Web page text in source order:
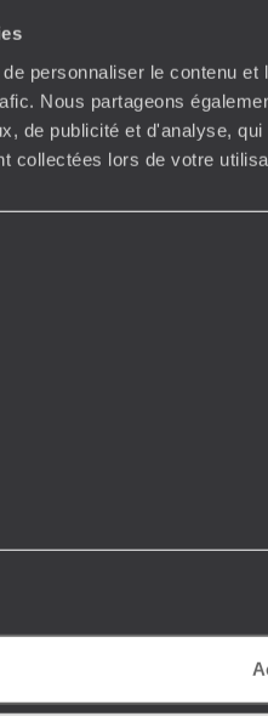
personnaliser le contenu
Nous partageons
de publicité et d'analyse,
collectées lors de votre